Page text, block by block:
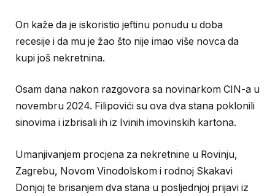
On kaže da je iskoristio jeftinu ponudu u doba
recesije i da mu je žao što nije imao više novca da
kupi još nekretnina.
Osam dana nakon razgovora sa novinarkom CIN-a u
novembru 2024. Filipovići su ova dva stana poklonili
sinovima i izbrisali ih iz Ivinih imovinskih kartona.
Umanjivanjem procjena za nekretnine u Rovinju,
Zagrebu, Novom Vinodolskom i rodnoj Skakavi
Donjoj te brisanjem dva stana u posljednjoj prijavi iz